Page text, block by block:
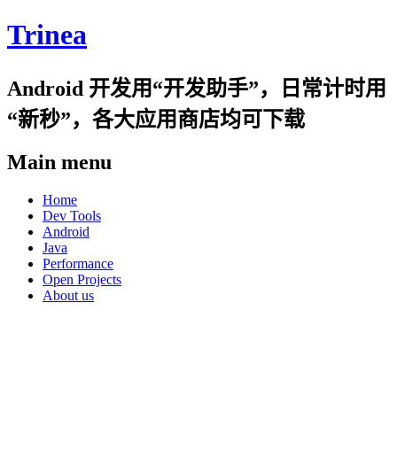
Trinea
Android 开发用“开发助手”，日常计时用
“新秒”，各大应用商店均可下载
Main menu
Skip
content
Home
Dev Tools
Android
Java
Performance
Open Projects
About us